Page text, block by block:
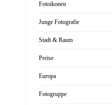
Fotoikonen
Junge Fotografie
Stadt & Raum
Preise
Europa
Fotogruppe